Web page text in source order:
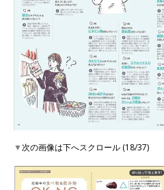
▼次の画像は下へスクロール (18/37)